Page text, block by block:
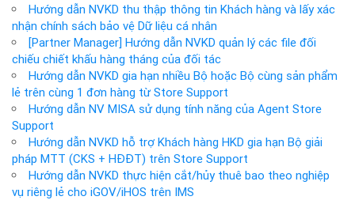
Hướng dẫn NVKD thu thập thông tin Khách hàng và lấy xác
nhận chính sách bảo vệ Dữ liệu cá nhân
[Partner Manager] Hướng dẫn NVKD quản lý các file đối
chiếu chiết khấu hàng tháng của đối tác
Hướng dẫn NVKD gia hạn nhiều Bộ hoặc Bộ cùng sản phẩm
lẻ trên cùng 1 đơn hàng từ Store Support
Hướng dẫn NV MISA sử dụng tính năng của Agent Store
Support
Hướng dẫn NVKD hỗ trợ Khách hàng HKD gia hạn Bộ giải
pháp MTT (CKS + HĐĐT) trên Store Support
Hướng dẫn NVKD thực hiện cắt/hủy thuê bao theo nghiệp
vụ riêng lẻ cho iGOV/iHOS trên IMS